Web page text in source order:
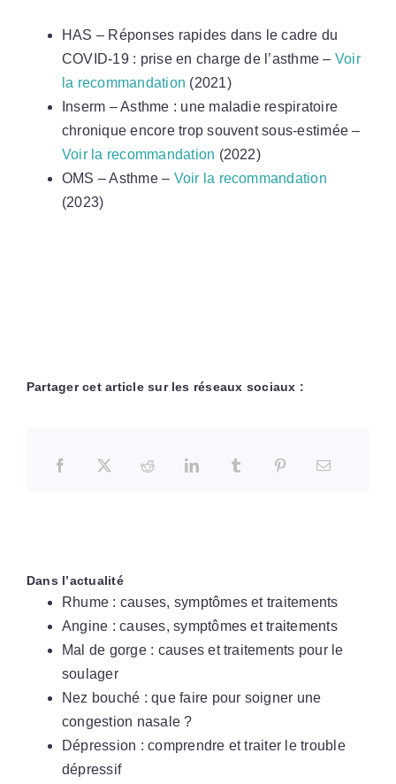
HAS – Réponses rapides dans le cadre du
COVID-19 : prise en charge de l’asthme – Voir
la recommandation (2021)
Inserm – Asthme : une maladie respiratoire
chronique encore trop souvent sous-estimée –
Voir la recommandation (2022)
OMS – Asthme – Voir la recommandation
(2023)
Partager cet article sur les réseaux sociaux :
Dans l’actualité
Rhume : causes, symptômes et traitements
Angine : causes, symptômes et traitements
Mal de gorge : causes et traitements pour le
soulager
Nez bouché : que faire pour soigner une
congestion nasale ?
Dépression : comprendre et traiter le trouble
dépressif